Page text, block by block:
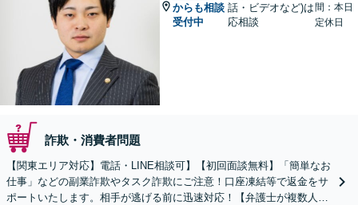
からも相談
受付中
話・ビデオなど)は
応相談
間：本日
定休日
詐欺・消費者問題
【関東エリア対応】電話・LINE相談可】【初回面談無料】「簡単なお
仕事」などの副業詐欺やタスク詐欺にご注意！口座凍結等で返金をサ
ポートいたします。相手が逃げる前に迅速対応！【弁護士が複数人在